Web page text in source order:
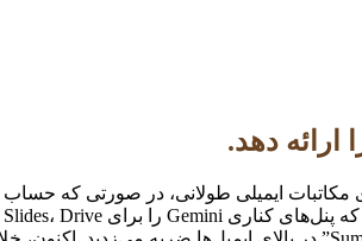
ارائه دهد.
مکاتبات ایمیلی طولانی، در صورتی که حساب